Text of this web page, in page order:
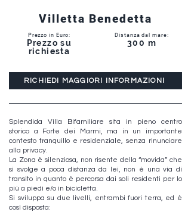
Villetta Benedetta
Prezzo in Euro:
Prezzo su
richiesta
Distanza dal mare:
300 m
RICHIEDI MAGGIORI INFORMAZIONI
Splendida Villa Bifamiliare sita in pieno centro
storico a Forte dei Marmi, ma in un importante
contesto tranquillo e residenziale, senza rinunciare
alla privacy.
La Zona è silenziosa, non risente della “movida” che
si svolge a poca distanza da lei, non è una via di
transito in quanto è percorsa dai soli residenti per lo
più a piedi e/o in bicicletta.
Si sviluppa su due livelli, entrambi fuori terra, ed è
così disposta: